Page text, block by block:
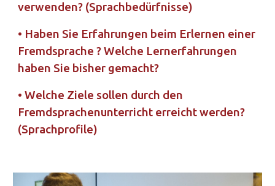
verwenden? (Sprachbedürfnisse)
• Haben Sie Erfahrungen beim Erlernen einer
Fremdsprache ? Welche Lernerfahrungen
haben Sie bisher gemacht?
• Welche Ziele sollen durch den
Fremdsprachenunterricht erreicht werden?
(Sprachprofile)